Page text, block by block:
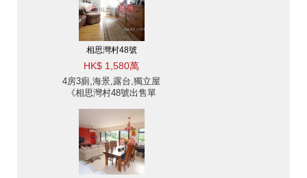
相思灣村48號
HK$ 1,580萬
4房3廁,海景,露台,獨立屋
《相思灣村48號出售單